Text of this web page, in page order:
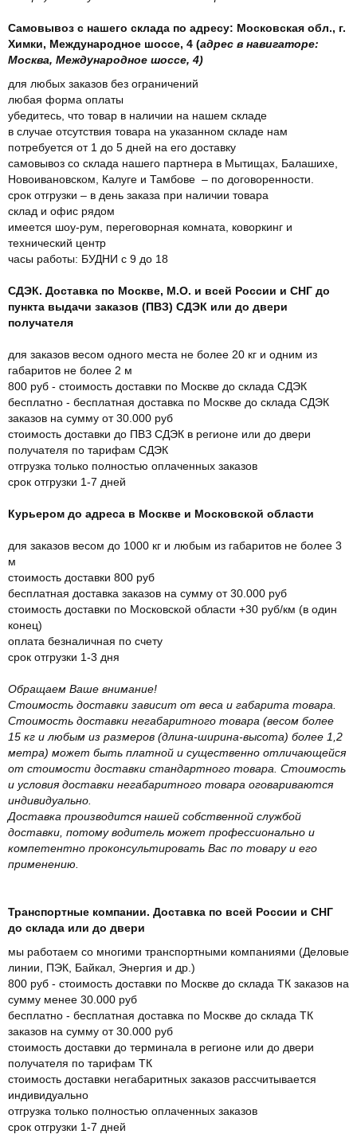
Самовывоз с нашего склада по адресу: Московская обл., г.
Химки, Международное шоссе, 4 (адрес в навигаторе:
Москва, Международное шоссе, 4)
для любых заказов без ограничений
любая форма оплаты
убедитесь, что товар в наличии на нашем складе
в случае отсутствия товара на указанном складе нам
потребуется от 1 до 5 дней на его доставку
самовывоз со склада нашего партнера в Мытищах, Балашихе,
Новоивановском, Калуге и Тамбове – по договоренности.
срок отгрузки – в день заказа при наличии товара
склад и офис рядом
имеется шоу-рум, переговорная комната, коворкинг и
технический центр
часы работы: БУДНИ с 9 до 18
СДЭК. Доставка по Москве, М.О. и всей России и СНГ до
пункта выдачи заказов (ПВЗ) СДЭК или до двери
получателя
для заказов весом одного места не более 20 кг и одним из
габаритов не более 2 м
800 руб - стоимость доставки по Москве до склада СДЭК
бесплатно - бесплатная доставка по Москве до склада СДЭК
заказов на сумму от 30.000 руб
стоимость доставки до ПВЗ СДЭК в регионе или до двери
получателя по тарифам СДЭК
отгрузка только полностью оплаченных заказов
срок отгрузки 1-7 дней
Курьером до адреса в Москве и Московской области
для заказов весом до 1000 кг и любым из габаритов не более 3
м
стоимость доставки 800 руб
бесплатная доставка заказов на сумму от 30.000 руб
стоимость доставки по Московской области +30 руб/км (в один
конец)
оплата безналичная по счету
срок отгрузки 1-3 дня
Обращаем Ваше внимание!
Стоимость доставки зависит от веса и габарита товара.
Стоимость доставки негабаритного товара (весом более
15 кг и любым из размеров (длина-ширина-высота) более 1,2
метра) может быть платной и существенно отличающейся
от стоимости доставки стандартного товара. Стоимость
и условия доставки негабаритного товара оговариваются
индивидуально.
Доставка производится нашей собственной службой
доставки, потому водитель может профессионально и
компетентно проконсультировать Вас по товару и его
применению.
Транспортные компании. Доставка по всей России и СНГ
до склада или до двери
мы работаем со многими транспортными компаниями (Деловые
линии, ПЭК, Байкал, Энергия и др.)
800 руб - стоимость доставки по Москве до склада ТК заказов на
сумму менее 30.000 руб
бесплатно - бесплатная доставка по Москве до склада ТК
заказов на сумму от 30.000 руб
стоимость доставки до терминала в регионе или до двери
получателя по тарифам ТК
стоимость доставки негабаритных заказов рассчитывается
индивидуально
отгрузка только полностью оплаченных заказов
срок отгрузки 1-7 дней